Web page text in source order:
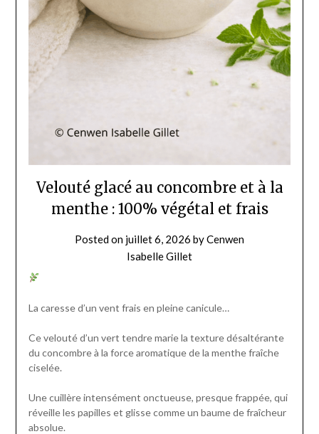
Velouté glacé au concombre et à la
menthe : 100% végétal et frais
Posted on juillet 6, 2026 byCenwen
Isabelle Gillet
La caresse d’un vent frais en pleine canicule…
Ce velouté d’un vert tendre marie la texture désaltérante
du concombre à la force aromatique de la menthe fraîche
ciselée.
Une cuillère intensément onctueuse, presque frappée, qui
réveille les papilles et glisse comme un baume de fraîcheur
absolue.